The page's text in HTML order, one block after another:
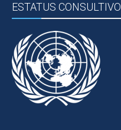
ESTATUS CONSULTIVO